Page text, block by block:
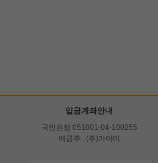
입금계좌안내
국민은행 051001-04-100255
예금주 : (주)가야미